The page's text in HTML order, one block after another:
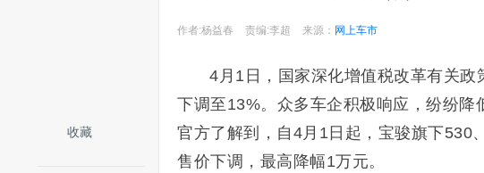
收藏
作者:杨益春 责编:李超 来源： 网上车市
4月1日，国家深化增值税改革有关政
下调至13%。众多车企积极响应，纷纷
官方了解到，自4月1日起，宝骏旗下530
售价下调，最高降幅1万元。